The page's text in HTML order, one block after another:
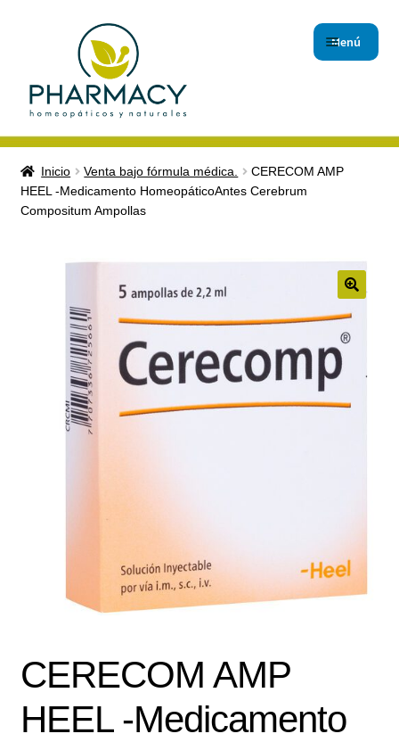
Menú
Inicio
Carrito de compras
Magistrales
Nuestro Blog
Política de protección y tratamiento de datos personales
Inicio Venta bajo fórmula médica.
CERECOM AMP
HEEL -Medicamento HomeopáticoAntes Cerebrum
Compositum Ampollas
🔍
CERECOM AMP
HEEL -Medicamento